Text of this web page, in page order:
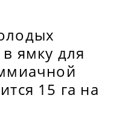
ямку для
15 га на